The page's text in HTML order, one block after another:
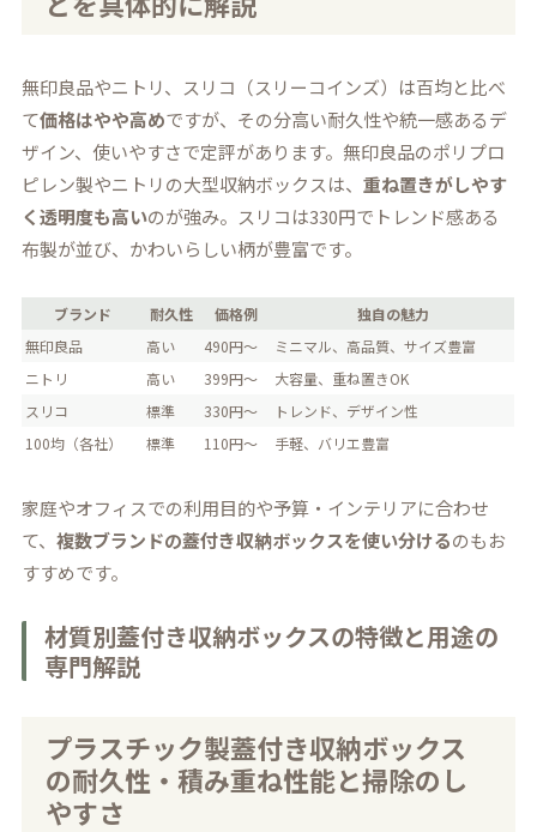
無印良品やニトリ、スリコ（スリーコインズ）は百均と比べ
て価格はやや高めですが、その分高い耐久性や統一感あるデ
ザイン、使いやすさで定評があります。無印良品のポリプロ
ピレン製やニトリの大型収納ボックスは、重ね置きがしやす
く透明度も高いのが強み。スリコは330円でトレンド感ある
布製が並び、かわいらしい柄が豊富です。
ブランド 耐久性 価格例
独自の魅力
無印良品
高い 490円～
ミニマル、高品質、サイズ豊富
ニトリ
高い 399円～
大容量、重ね置きOK
スリコ
標準 330円～
トレンド、デザイン性
100均（各社）
標準 110円～ 手軽、バリエ豊富
家庭やオフィスでの利用目的や予算・インテリアに合わせ
て、複数ブランドの蓋付き収納ボックスを使い分けるのもお
すすめです。
材質別蓋付き収納ボックスの特徴と用途の
専門解説
プラスチック製蓋付き収納ボックス
の耐久性・積み重ね性能と掃除のし
やすさ